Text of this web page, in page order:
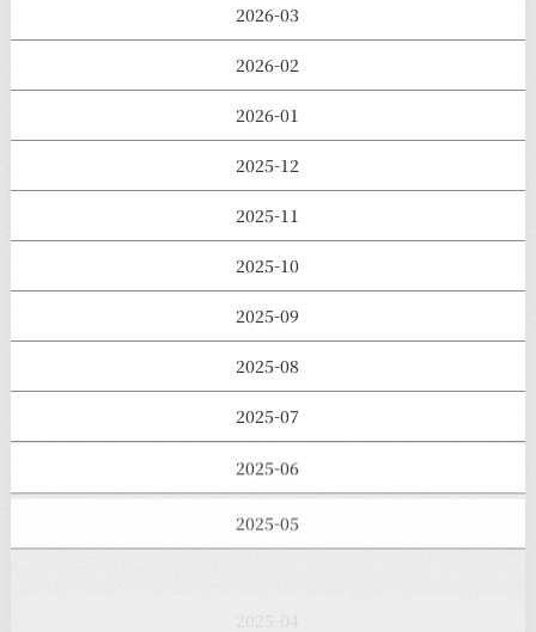
2026-03
2026-02
2026-01
2025-12
2025-11
2025-10
2025-09
2025-08
2025-07
2025-06
2025-05
2025-03